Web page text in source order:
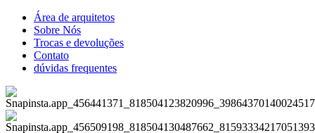
Área de arquitetos
Sobre Nós
Trocas e devoluções
Contato
dúvidas frequentes